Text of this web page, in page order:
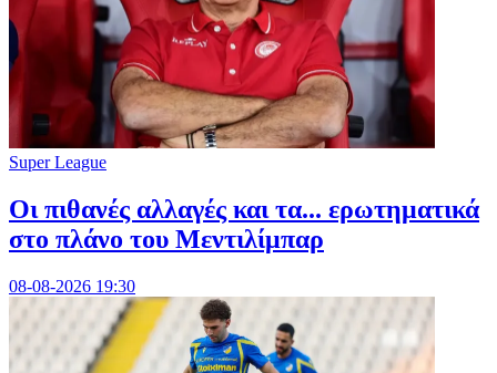
Super League
Οι πιθανές αλλαγές και τα... ερωτηματικά
στο πλάνο του Μεντιλίμπαρ
08-08-2026 19:30